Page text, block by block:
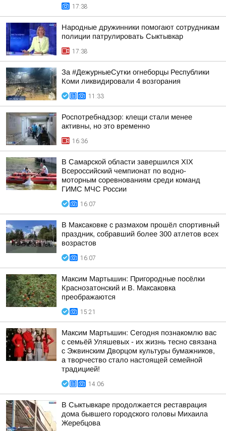
17:38
Народные дружинники помогают сотрудникам
полиции патрулировать Сыктывкар
17:38
За #ДежурныеСутки огнеборцы Республики
Коми ликвидировали 4 возгорания
11:33
Роспотребнадзор: клещи стали менее
активны, но это временно
16:36
В Самарской области завершился XIХ
Всероссийский чемпионат по водно-
моторным соревнованиям среди команд
ГИМС МЧС России
16:07
В Максаковке с размахом прошёл спортивный
праздник, собравший более 300 атлетов всех
возрастов
16:07
Максим Мартышин: Пригородные посёлки
Краснозатонский и В. Максаковка
преображаются
15:21
Максим Мартышин: Сегодня познакомлю вас
с семьёй Уляшевых - их жизнь тесно связана
с Эжвинским Дворцом культуры бумажников,
а творчество стало настоящей семейной
традицией!
14:06
В Сыктывкаре продолжается реставрация
дома бывшего городского головы Михаила
Жеребцова